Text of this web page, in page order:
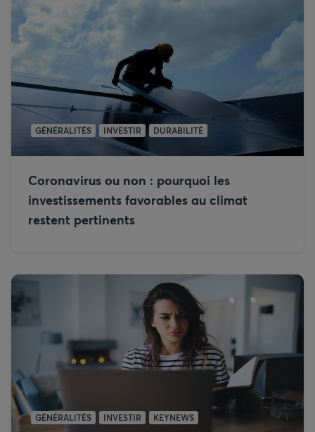
GÉNÉRALITÉS INVESTIR DURABILITÉ
Coronavirus ou non : pourquoi les
investissements favorables au climat
restent pertinents
GÉNÉRALITÉS INVESTIR KEYNEWS